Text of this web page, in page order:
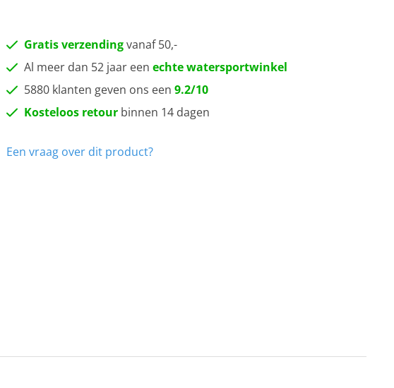
Gratis verzendingvanaf 50,-
Al meer dan 52 jaar een echte watersportwinkel
5880 klanten geven ons een 9.2/10
Kosteloos retourbinnen 14 dagen
Een vraag over dit product?